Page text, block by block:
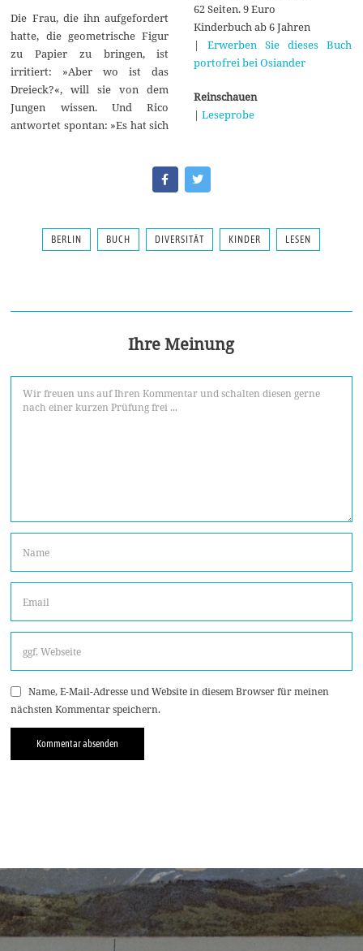
Die Frau, die ihn aufgefordert
hatte, die geometrische Figur
zu Papier zu bringen, ist
irritiert: »Aber wo ist das
Dreieck?«, will sie von dem
Jungen wissen. Und Rico
antwortet spontan: »Es hat sich
62 Seiten. 9 Euro
Kinderbuch ab 6 Jahren
| Erwerben Sie dieses Buch
portofrei bei Osiander
Reinschauen
| Leseprobe
BERLIN BUCH DIVERSITÄT KINDER LESEN
Ihre Meinung
Name, E-Mail-Adresse und Website in diesem Browser für meinen
nächsten Kommentar speichern.